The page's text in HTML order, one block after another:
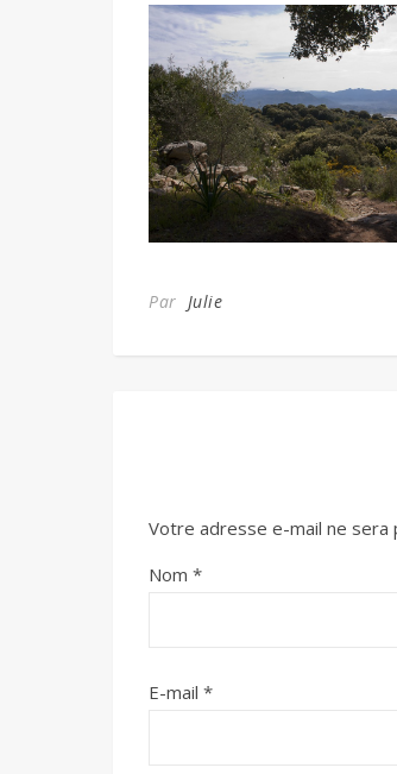
Par Julie
Votre adresse e-mail ne sera
Nom *
E-mail *